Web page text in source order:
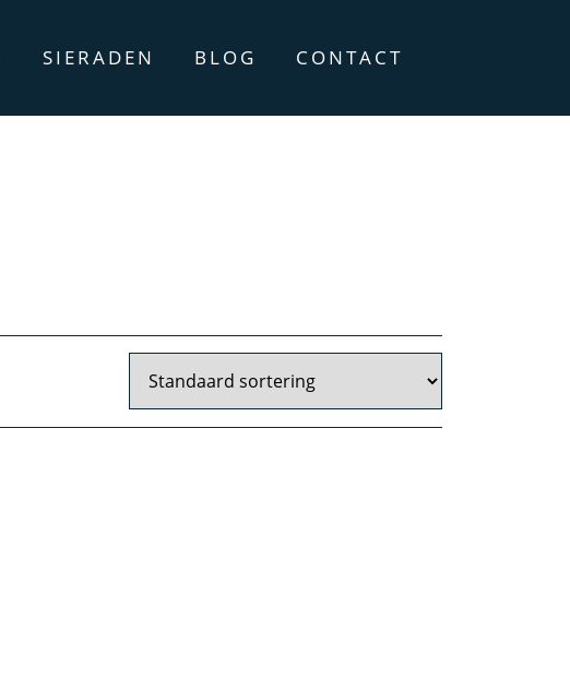
SIERADEN BLOG CONTACT